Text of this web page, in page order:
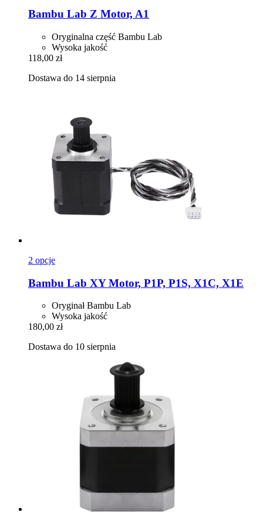
Bambu Lab Z Motor, A1
Oryginalna część Bambu Lab
Wysoka jakość
118,00 zł
Dostawa do 14 sierpnia
2 opcje
Bambu Lab XY Motor, P1P, P1S, X1C, X1E
Oryginał Bambu Lab
Wysoka jakość
180,00 zł
Dostawa do 10 sierpnia